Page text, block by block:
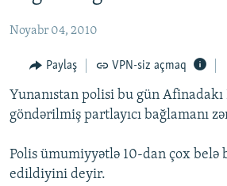
naviqasiyaya
qayıt
KORRUPSIOMETR
#ƏSLINDƏ
FƏRQƏ BAX
QANUNI DOĞRU
ARAŞDIRMA
MULTIMEDIA
VIDEO
RADIO ARXIV
Noyabr 04, 2010
Paylaş VPN-siz açmaq
Yunanıstan polisi bu gün
göndərilmiş partlayıcı bağlamanı
Polis ümumiyyətlə 10-dan çox belə
edildiyini deyir.